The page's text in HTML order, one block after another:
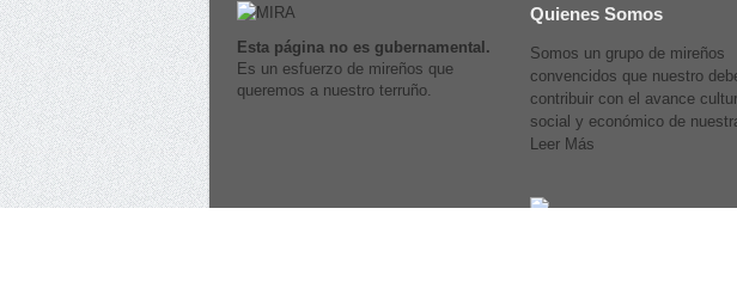
Esta página no es gubernamental.
Es un esfuerzo de mireños que
queremos a nuestro terruño.
Quienes Somos
Somos un grupo de mireños
convencidos que nuestro
contribuir con el avance
social y económico de
Leer Más